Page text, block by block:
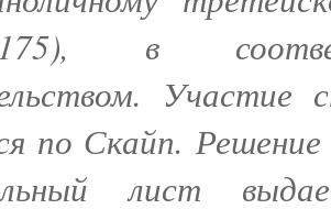
в
Участие
по Скайп.
лист